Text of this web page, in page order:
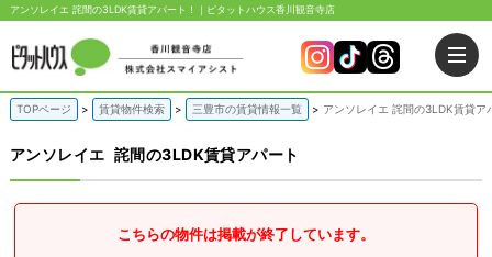
アンソレイエ 詫間の3LDK賃貸アパート！｜ピタットハウス香川観音寺店
TOPページ 賃貸物件検索 三豊市の賃貸情報一覧 アンソレイエ 詫間の3LDK賃貸ア
アンソレイエ 詫間の3LDK賃貸アパート
こちらの物件は掲載が終了しています。